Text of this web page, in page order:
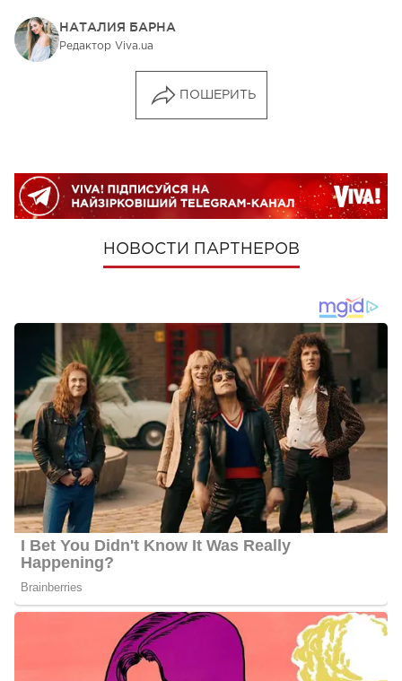
НАТАЛИЯ БАРНА
Редактор Viva.ua
ПОШЕРИТЬ
НОВОСТИ ПАРТНЕРОВ